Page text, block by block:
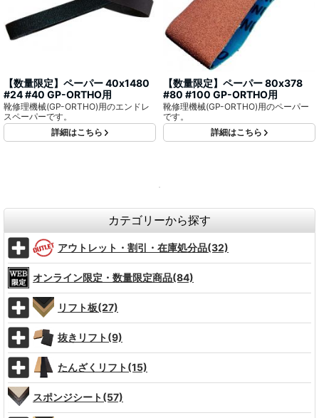
【数量限定】ペーパー 40x1480
#24 #40 GP-ORTHO用
靴修理機械(GP-ORTHO)用のエンドレ
スペーパーです。
詳細はこちら
【数量限定】ペーパー 80x378
#80 #100 GP-ORTHO用
靴修理機械(GP-ORTHO)用のペーパー
です。
詳細はこちら
カテゴリーから探す
アウトレット・割引・在庫処分品(32)
オンライン限定・数量限定商品(84)
リフト板(27)
抜きリフト(9)
たんざくリフト(15)
スポンジシート(57)